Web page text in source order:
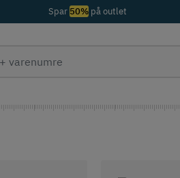
Spar 50% på outlet